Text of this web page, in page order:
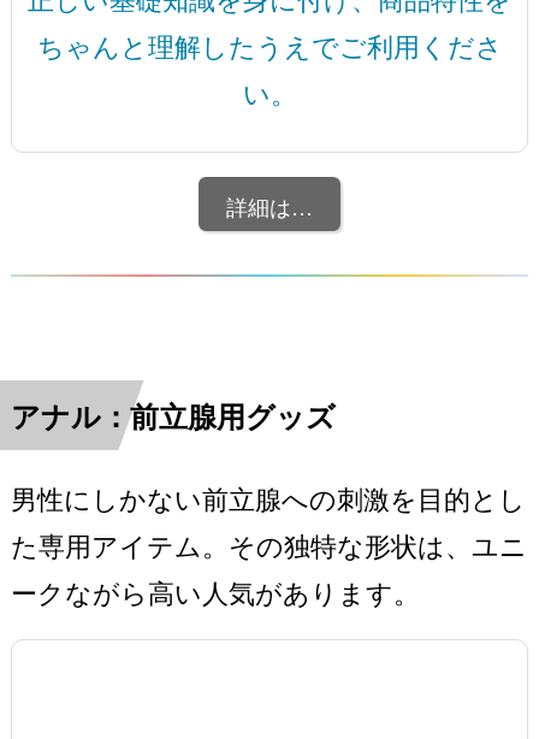
ちゃんと理解したうえでご利用くださ
い。
詳細は…
アナル：前立腺用グッズ
男性にしかない前立腺への刺激を目的とし
た専用アイテム。その独特な形状は、ユニ
ークながら高い人気があります。